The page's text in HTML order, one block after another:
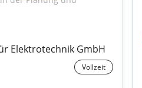
Elektrotechnik GmbH
Vollzeit